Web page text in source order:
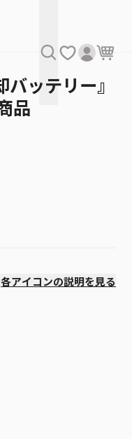
ッテリー』
品
各アイコンの説明を見る